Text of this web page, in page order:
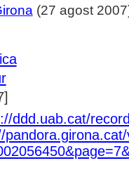
(27 agost
ddd.uab.cat/